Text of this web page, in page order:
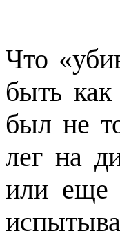
Что
быть
был не
лег на
или еще